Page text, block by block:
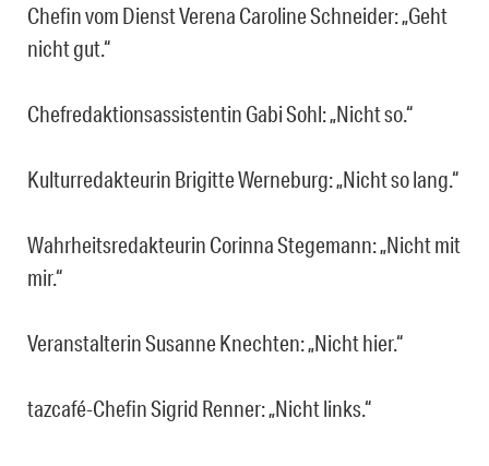
Chefin vom Dienst Verena Caroline Schneider: „Geht
nicht gut.“
Chefredaktionsassistentin Gabi Sohl: „Nicht so.“
Kulturredakteurin Brigitte Werneburg: „Nicht so lang.“
Wahrheitsredakteurin Corinna Stegemann: „Nicht mit
mir.“
Veranstalterin Susanne Knechten: „Nicht hier.“
tazcafé-Chefin Sigrid Renner: „Nicht links.“